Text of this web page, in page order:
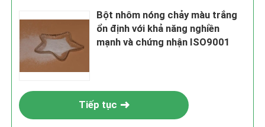
Bột nhôm nóng chảy màu trắng
ổn định với khả năng nghiền
mạnh và chứng nhận ISO9001
Tiếp tục